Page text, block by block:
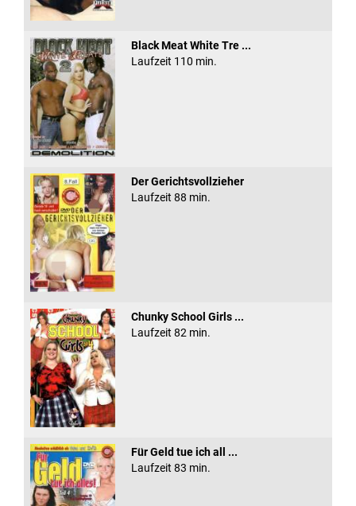
Black Meat White Tre ...
Laufzeit 110 min.
Der Gerichtsvollzieher
Laufzeit 88 min.
Chunky School Girls ...
Laufzeit 82 min.
Für Geld tue ich all ...
Laufzeit 83 min.